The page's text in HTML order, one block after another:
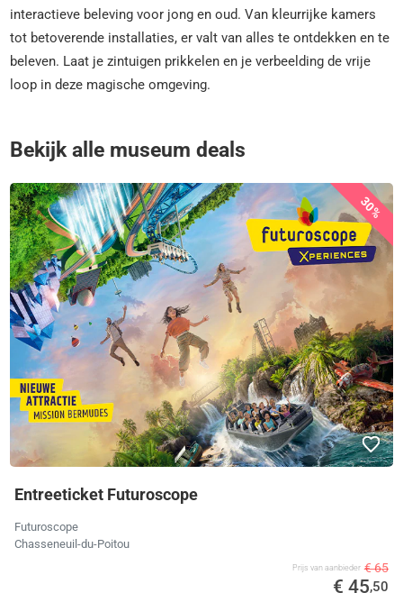
interactieve beleving voor jong en oud. Van kleurrijke kamers
tot betoverende installaties, er valt van alles te ontdekken en te
beleven. Laat je zintuigen prikkelen en je verbeelding de vrije
loop in deze magische omgeving.
Bekijk alle museum deals
30%
Entreeticket Futuroscope
Futuroscope
Chasseneuil-du-Poitou
Prijs van aanbieder € 65
€ 45,50